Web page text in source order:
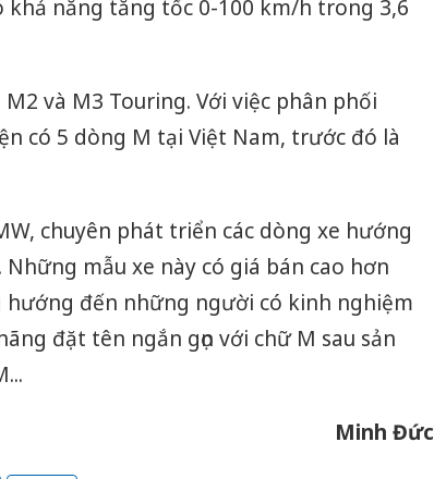
khả năng tăng tốc 0-100 km/h trong 3,6
và M3 Touring. Với việc phân phối
có 5 dòng M tại Việt Nam, trước đó là
chuyên phát triển các dòng xe hướng
mẫu xe này có giá bán cao hơn
hướng đến những người có kinh nghiệm
đặt tên ngắn gọn với chữ M sau sản
Minh Đức